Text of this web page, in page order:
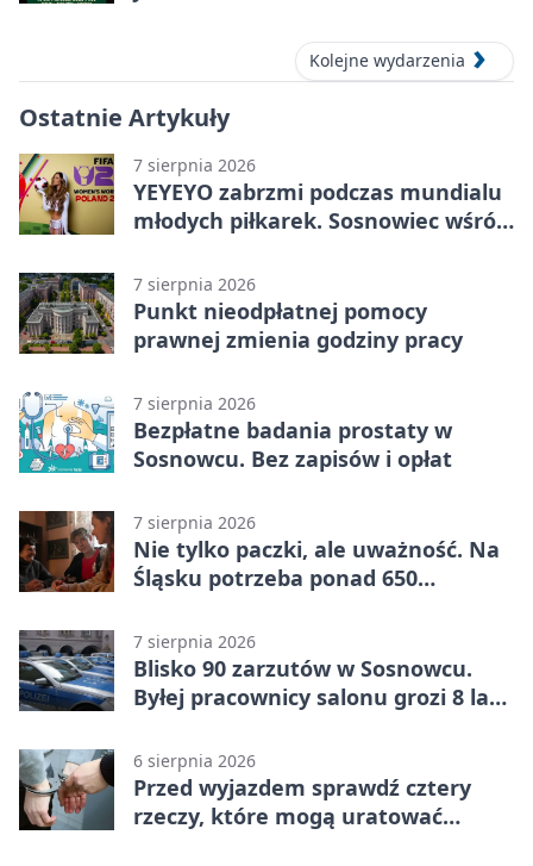
Kolejne wydarzenia
Ostatnie Artykuły
7 sierpnia 2026
YEYEYO zabrzmi podczas mundialu
młodych piłkarek. Sosnowiec wśród
7 sierpnia 2026
Punkt nieodpłatnej pomocy
prawnej zmienia godziny pracy
7 sierpnia 2026
Bezpłatne badania prostaty w
Sosnowcu. Bez zapisów i opłat
7 sierpnia 2026
Nie tylko paczki, ale uważność. Na
Śląsku potrzeba ponad 650
7 sierpnia 2026
Blisko 90 zarzutów w Sosnowcu.
Byłej pracownicy salonu grozi 8 lat
6 sierpnia 2026
Przed wyjazdem sprawdź cztery
rzeczy, które mogą uratować